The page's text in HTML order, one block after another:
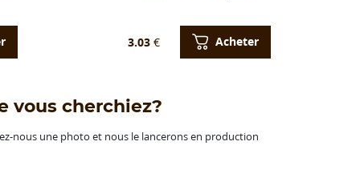
3.03 € Acheter
vous cherchiez?
nous une photo et nous le lancerons en production